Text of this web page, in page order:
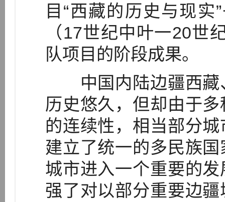
目“西藏的历史与现实
（17世纪中叶一20世
队项目的阶段成果。
中国内陆边疆西藏
历史悠久，但却由于
的连续性，相当部分
建立了统一的多民族
城市进入一个重要的
强了对以部分重要边